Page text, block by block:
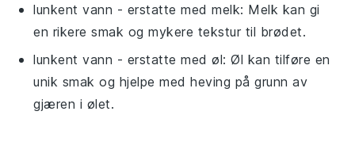
lunkent vann - erstatte medmelk: Melk kan gi
en rikere smak og mykere tekstur til brødet.
lunkent vann - erstatte medøl: Øl kan tilføre en
unik smak og hjelpe med heving på grunn av
gjæren i ølet.